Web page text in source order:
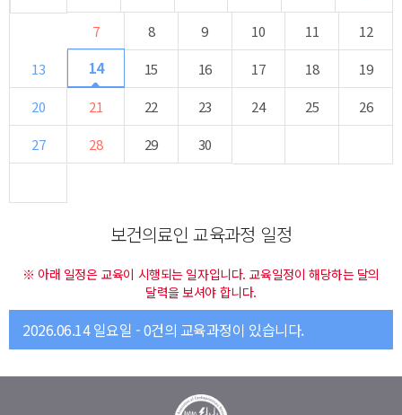
7
8 9 10 11
12
13
14 15 16 17 18
19
20
21 22 23 24 25
26
27
28 29 30
보건의료인 교육과정 일정
※ 아래 일정은 교육이 시행되는 일자입니다. 교육일정이 해당하는 달의
달력을 보셔야 합니다.
2026.06.14 일요일 - 0건의 교육과정이 있습니다.